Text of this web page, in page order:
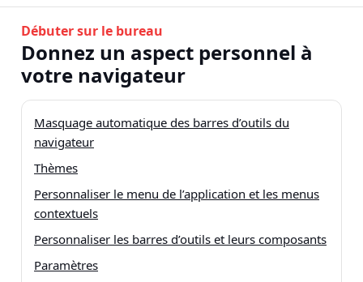
Débuter sur le bureau
Donnez un aspect personnel à
votre navigateur
Masquage automatique des barres d’outils du
navigateur
Thèmes
Personnaliser le menu de l’application et les menus
contextuels
Personnaliser les barres d’outils et leurs composants
Paramètres